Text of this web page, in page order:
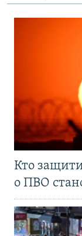
Кто
о ПВО